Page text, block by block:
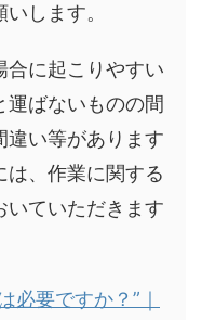
します。
合に起こりやすい
運ばないものの間
違い等があります
、作業に関する
いていただきます
必要ですか？”｜